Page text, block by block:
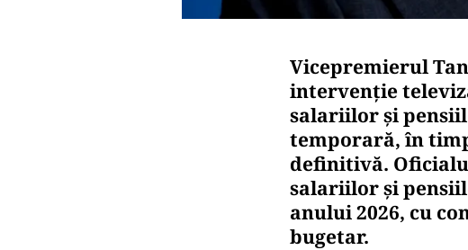
Vicepremierul
intervenție
salariilor și
temporară, în
definitivă.
salariilor și
anului 2026, cu
bugetar.